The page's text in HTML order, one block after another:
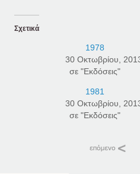
Σχετικά
1978
30 Οκτωβρίου,
σε "Εκδόσεις"
1981
30 Οκτωβρίου,
σε "Εκδόσεις"